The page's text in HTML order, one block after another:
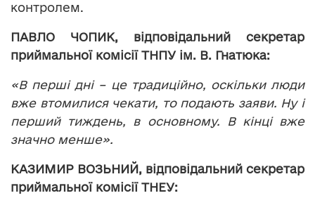
контролем.
ПАВЛО ЧОПИК, відповідальний секретар
приймальної комісії ТНПУ ім. В. Гнатюка:
«В перші дні – це традиційно, оскільки люди
вже втомилися чекати, то подають заяви. Ну і
перший тиждень, в основному. В кінці вже
значно менше».
КАЗИМИР ВОЗЬНИЙ, відповідальний секретар
приймальної комісії ТНЕУ: